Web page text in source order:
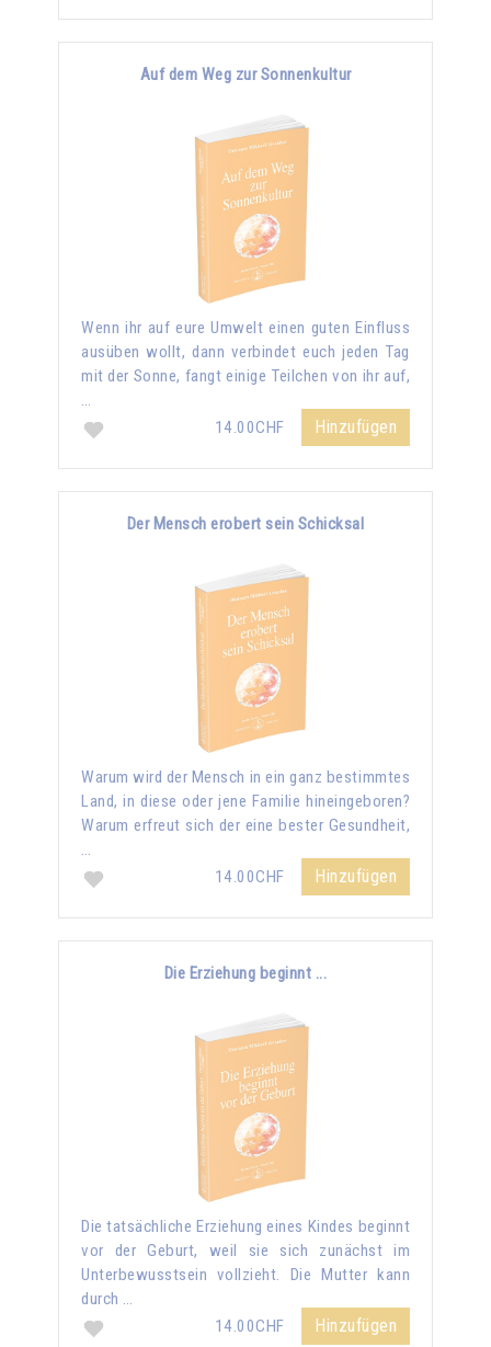
Auf dem Weg zur Sonnenkultur
Wenn ihr auf eure Umwelt einen guten Einfluss
ausüben wollt, dann verbindet euch jeden Tag
mit der Sonne, fangt einige Teilchen von ihr auf,
…
14.00CHF
Hinzufügen
Der Mensch erobert sein Schicksal
Warum wird der Mensch in ein ganz bestimmtes
Land, in diese oder jene Familie hineingeboren?
Warum erfreut sich der eine bester Gesundheit,
…
14.00CHF
Hinzufügen
Die Erziehung beginnt ...
Die tatsächliche Erziehung eines Kindes beginnt
vor der Geburt, weil sie sich zunächst im
Unterbewusstsein vollzieht. Die Mutter kann
durch …
14.00CHF
Hinzufügen